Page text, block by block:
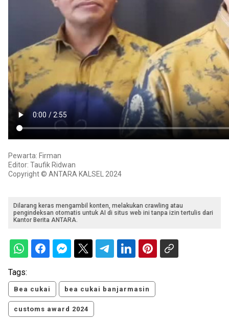
Pewarta: Firman
Editor: Taufik Ridwan
Copyright © ANTARA KALSEL 2024
Dilarang keras mengambil konten, melakukan crawling atau
pengindeksan otomatis untuk AI di situs web ini tanpa izin tertulis dari
Kantor Berita ANTARA.
Tags:
Bea cukai bea cukai banjarmasin
customs award 2024